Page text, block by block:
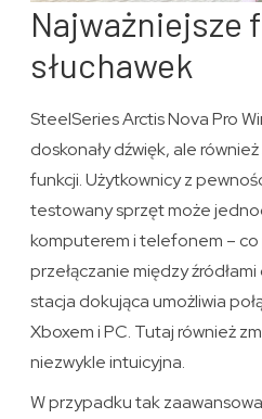
Najważniejsze
słuchawek
SteelSeries Arctis Nova Pro
doskonały dźwięk, ale
funkcji. Użytkownicy z
testowany sprzęt może
komputerem i telefonem –
przełączanie między
stacja dokująca umożliwia
Xboxem i PC. Tutaj również
niezwykle intuicyjna.
W przypadku tak